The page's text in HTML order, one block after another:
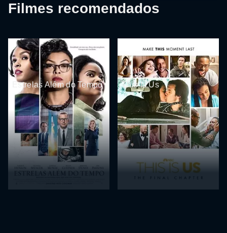
Filmes recomendados
Estrelas Além do Tempo This Is Us